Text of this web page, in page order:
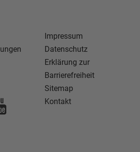
Impressum
Datenschutz
Erklärung zur
Barrierefreiheit
Sitemap
Kontakt